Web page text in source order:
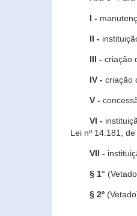
I -
II -
III - criação
IV - criação
V -
VI -
Lei nº 14.181,
VII -
§ 1°
§ 2º